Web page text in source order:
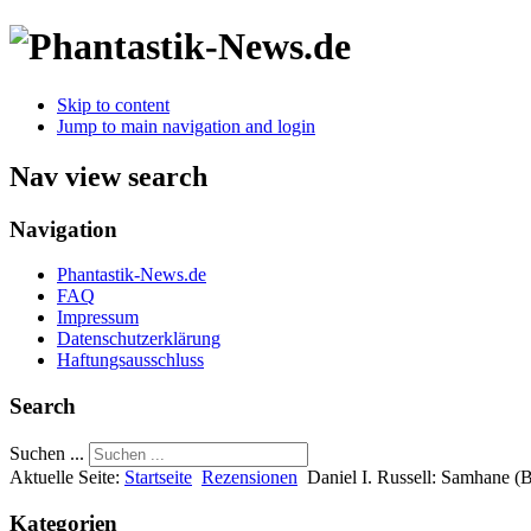
Skip to content
Jump to main navigation and login
Nav view search
Navigation
Phantastik-News.de
FAQ
Impressum
Datenschutzerklärung
Haftungsausschluss
Search
Suchen ...
Aktuelle Seite: Startseite Rezensionen Daniel I. Russell: Samhane
Kategorien